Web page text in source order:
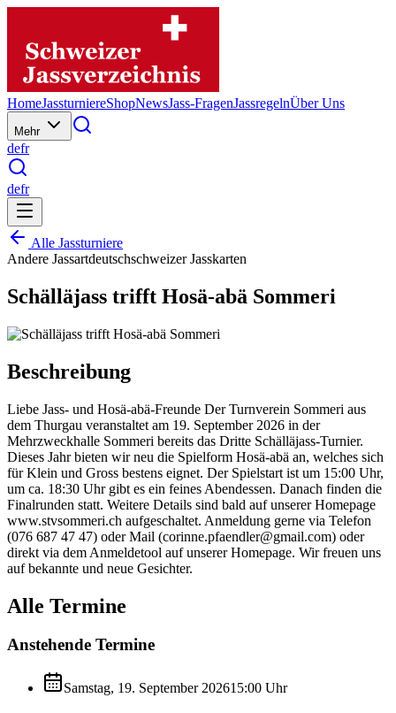
HomeJassturniereShopNewsJass-FragenJassregelnÜber Uns
Mehr
defr
defr
Alle Jassturniere
Andere Jassartdeutschschweizer Jasskarten
Schälläjass trifft Hosä-abä Sommeri
Beschreibung
Liebe Jass- und Hosä-abä-Freunde Der Turnverein Sommeri aus
dem Thurgau veranstaltet am 19. September 2026 in der
Mehrzweckhalle Sommeri bereits das Dritte Schälläjass-Turnier.
Dieses Jahr bieten wir neu die Spielform Hosä-abä an, welches sich
für Klein und Gross bestens eignet. Der Spielstart ist um 15:00 Uhr,
um ca. 18:30 Uhr gibt es ein feines Abendessen. Danach finden die
Finalrunden statt. Weitere Details sind bald auf unserer Homepage
www.stvsommeri.ch aufgeschaltet. Anmeldung gerne via Telefon
(076 687 47 47) oder Mail (corinne.pfaendler@gmail.com) oder
direkt via dem Anmeldetool auf unserer Homepage. Wir freuen uns
auf bekannte und neue Gesichter.
Alle Termine
Anstehende Termine
Samstag, 19. September 202615:00 Uhr